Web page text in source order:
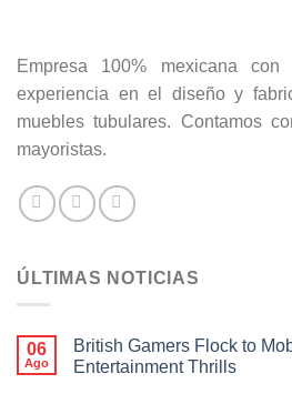
Empresa 100% mexicana
experiencia en el diseño y
muebles tubulares. Contamos
mayoristas.
ÚLTIMAS NOTICIAS
06
Ago
British Gamers Flock to
Entertainment Thrills